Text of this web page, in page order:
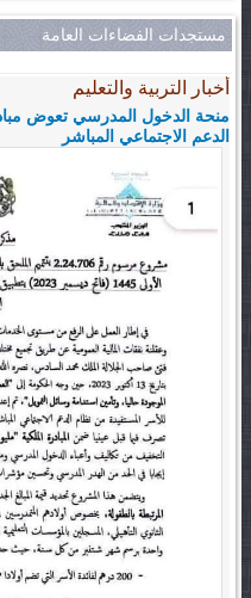
مستجدات الفضاءات العامة
أخبار التربية والتعليم
منحة الدخول المدرسي تعوض
الدعم الاجتماعي المباشر